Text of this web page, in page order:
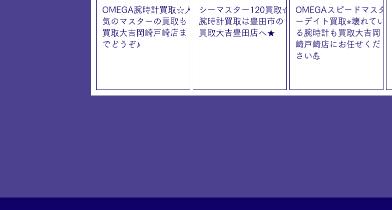
OMEGA腕時計買取☆人
気のマスターの買取も
買取大吉岡崎戸崎店ま
でどうぞ♪
シーマスター120買取☆
腕時計買取は豊田市の
買取大吉豊田店へ★
OMEGAスピードマスタ
ーデイト買取⭐︎壊れてい
る腕時計も買取大吉岡
崎戸崎店にお任せくだ
さい💪